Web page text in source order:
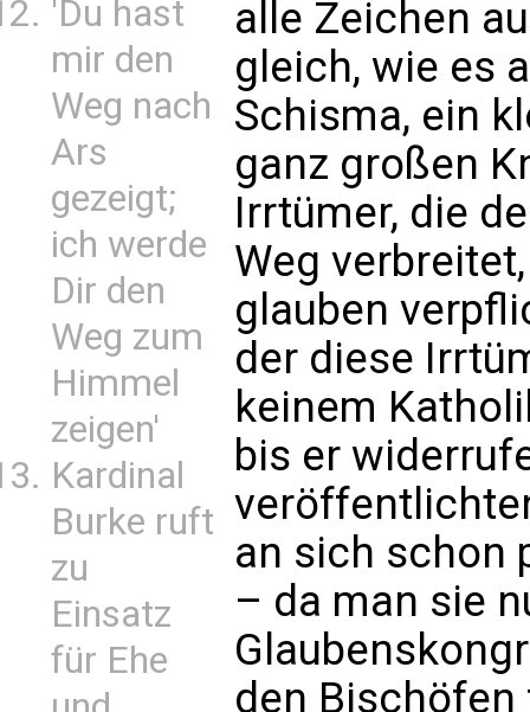
'Du hast
mir den
Weg nach
Ars
gezeigt;
ich werde
Dir den
Weg zum
Himmel
zeigen'
Kardinal
Burke ruft
zu
Einsatz
für Ehe
alle Zeichen
gleich, wie es
Schisma, ein
ganz großen
Irrtümer, die
Weg
glauben
der diese
keinem
bis er
an sich schon
– da man sie
den